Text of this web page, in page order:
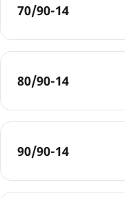
70/90-14
80/90-14
90/90-14